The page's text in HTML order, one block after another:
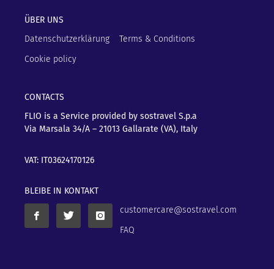
ÜBER UNS
Datenschutzerklärung
Terms & Conditions
Cookie policy
CONTACTS
FLIO is a Service provided by sostravel S.p.a
Via Marsala 34/A – 21013 Gallarate (VA), Italy
VAT: IT03624170126
BLEIBE IN KONTAKT
customercare@sostravel.com
FAQ